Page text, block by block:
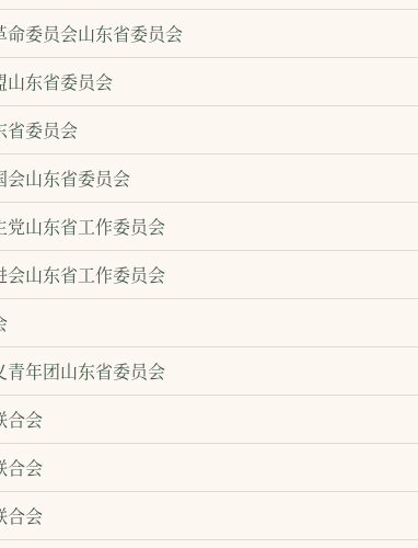
命委员会山东省委员会
山东省委员会
省委员会
会山东省委员会
党山东省工作委员会
会山东省工作委员会
青年团山东省委员会
合会
合会
合会